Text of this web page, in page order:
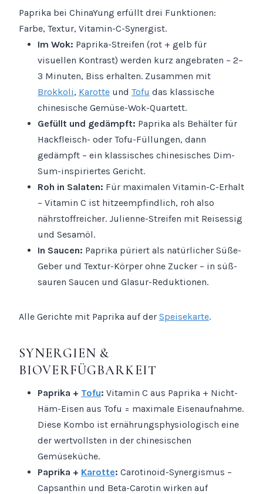
Paprika bei ChinaYung erfüllt drei Funktionen:
Farbe, Textur, Vitamin-C-Synergist.
Im Wok: Paprika-Streifen (rot + gelb für
visuellen Kontrast) werden kurz angebraten – 2–
3 Minuten, Biss erhalten. Zusammen mit
Brokkoli, Karotte und Tofu das klassische
chinesische Gemüse-Wok-Quartett.
Gefüllt und gedämpft: Paprika als Behälter für
Hackfleisch- oder Tofu-Füllungen, dann
gedämpft – ein klassisches chinesisches Dim-
Sum-inspiriertes Gericht.
Roh in Salaten: Für maximalen Vitamin-C-Erhalt
– Vitamin C ist hitzeempfindlich, roh also
nährstoffreicher. Julienne-Streifen mit Reisessig
und Sesamöl.
In Saucen: Paprika püriert als natürlicher Süße-
Geber und Textur-Körper ohne Zucker – in süß-
sauren Saucen und Glasur-Reduktionen.
Alle Gerichte mit Paprika auf der Speisekarte.
SYNERGIEN &
BIOVERFÜGBARKEIT
Paprika + Tofu: Vitamin C aus Paprika + Nicht-
Häm-Eisen aus Tofu = maximale Eisenaufnahme.
Diese Kombo ist ernährungsphysiologisch eine
der wertvollsten in der chinesischen
Gemüseküche.
Paprika + Karotte: Carotinoid-Synergismus –
Capsanthin und Beta-Carotin wirken auf